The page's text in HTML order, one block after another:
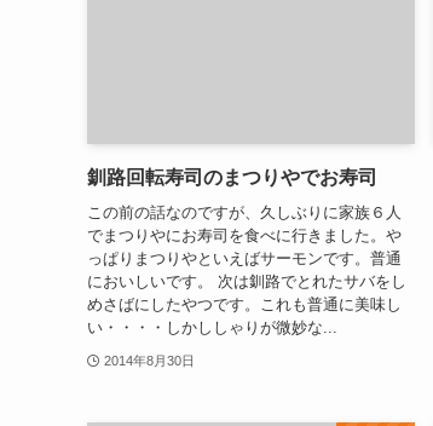
釧路回転寿司のまつりやでお寿司
この前の話なのですが、久しぶりに家族６人
でまつりやにお寿司を食べに行きました。や
っぱりまつりやといえばサーモンです。普通
においしいです。 次は釧路でとれたサバをし
めさばにしたやつです。これも普通に美味し
い・・・・しかししゃりが微妙な...
2014年8月30日